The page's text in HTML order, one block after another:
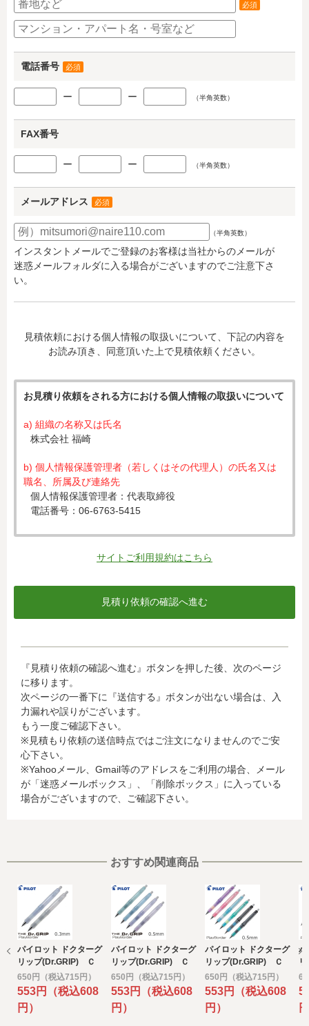
必須
電話番号 必須
ー ー （半角英数）
FAX番号
ー ー （半角英数）
メールアドレス 必須
（半角英数）
インスタントメールでご登録のお客様は当社からのメールが
迷惑メールフォルダに入る場合がございますのでご注意下さ
い。
見積依頼における個人情報の取扱いについて、下記の内容を
お読み頂き、同意頂いた上で見積依頼ください。
お見積り依頼をされる方における個人情報の取扱いについて
a) 組織の名称又は氏名
株式会社 福崎
b) 個人情報保護管理者（若しくはその代理人）の氏名又は
職名、所属及び連絡先
個人情報保護管理者：代表取締役
電話番号：06-6763-5415
c) 個人情報の利用目的
入力された個人情報は、お見積り依頼への対応のために利
d) 個人情報の第三者提供について
当社がお客様から収集した以下の個人情報等は、カード発
行会社が行う不正利用検知・防止のために、お客様が利用
されているカード発行会社へ提供させていただきます。(氏
名、電話番号、email アドレス、インターネット利用環境
に関する情報等)
お客様が利用されているカード発行会社が外国にある場
合、これらの情報は当該発行会社が所属する国に移転され
る場合があります。当社では、お客様から収集した情報か
らは、ご利用のカード発行会社及び当該会社が所在する国
を特定することができないため、以下の個人情報保護措置
・発行会社の個人情報保護の措置
なお、個人情報保護委員会のホームページ
(https://www.ppc.go.jp/)では、各国における個人情報保護
制度に関する情報について掲載されています。
お客様が未成年の場合、親権者または後見人の承諾を得た
上で、本サービスを利用するものとします。
e) 個人情報の取扱いの委託について
取得した個人情報の取扱いの全部又は、一部を委託するこ
とがあります。
その場合には、当社において最善の考慮を行います。
サイトご利用規約はこちら
『見積り依頼の確認へ進む』ボタンを押した後、次のページ
に移ります。
次ページの一番下に『送信する』ボタンが出ない場合は、入
力漏れや誤りがございます。
もう一度ご確認下さい。
※見積もり依頼の送信時点ではご注文になりませんのでご安
心下さい。
※Yahooメール、Gmail等のアドレスをご利用の場合、メール
が「迷惑メールボックス」、「削除ボックス」に入っている
場合がございますので、ご確認下さい。
おすすめ関連商品
パイロット ドクターグ
リップ(Dr.GRIP) Ｃ
Ｌ プレイボーダー
シャープペン0.3ｍｍ
650円（税込715円）
553円（税込608
円）
パイロット ドクターグ
リップ(Dr.GRIP) Ｃ
Ｌ プレイボーダー
シャープペン0.5ｍｍ
650円（税込715円）
553円（税込608
円）
パイロット ドクターグ
リップ(Dr.GRIP) Ｃ
Ｌ プレイボーダー
シャープペンシル
650円（税込715円）
553円（税込608
円）
パ